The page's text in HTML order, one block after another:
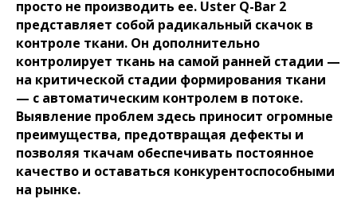
просто не производить ее. Uster Q-Bar 2
представляет собой радикальный скачок в
контроле ткани. Он дополнительно
контролирует ткань на самой ранней стадии —
на критической стадии формирования ткани
— с автоматическим контролем в потоке.
Выявление проблем здесь приносит огромные
преимущества, предотвращая дефекты и
позволяя ткачам обеспечивать постоянное
качество и оставаться конкурентоспособными
на рынке.